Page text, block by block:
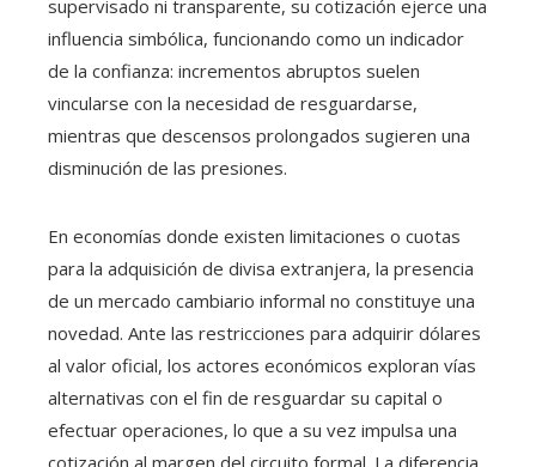
supervisado ni transparente, su cotización ejerce una
influencia simbólica, funcionando como un indicador
de la confianza: incrementos abruptos suelen
vincularse con la necesidad de resguardarse,
mientras que descensos prolongados sugieren una
disminución de las presiones.
En economías donde existen limitaciones o cuotas
para la adquisición de divisa extranjera, la presencia
de un mercado cambiario informal no constituye una
novedad. Ante las restricciones para adquirir dólares
al valor oficial, los actores económicos exploran vías
alternativas con el fin de resguardar su capital o
efectuar operaciones, lo que a su vez impulsa una
cotización al margen del circuito formal. La diferencia